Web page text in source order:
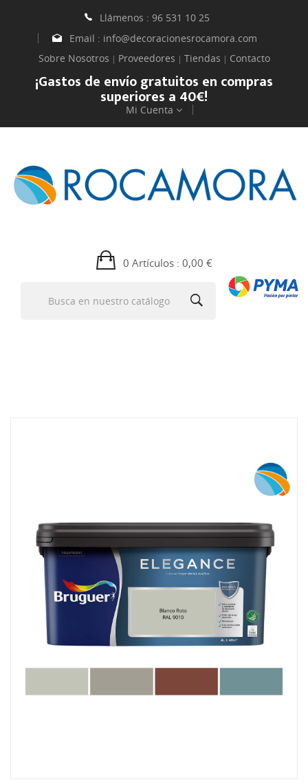
Llámenos : 96 531 10 25
Email : info@decoracionesrocamora.com
Sobre Nosotros | Proveedores | Tiendas | Contacto
¡Gastos de envío gratuitos en compras
superiores a 40€!
Mi Cuenta
0 Artículos: 0,00 €